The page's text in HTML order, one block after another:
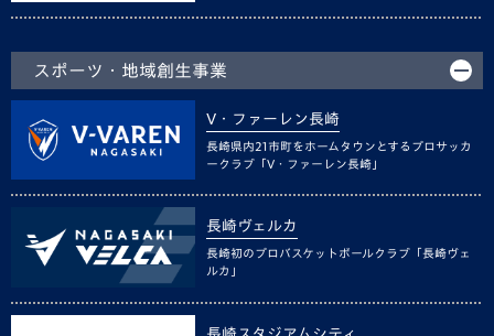
スポーツ・地域創生事業
V・ファーレン長崎
長崎県内21市町をホームタウンとするプロサッカ
ークラブ「V・ファーレン長崎」
長崎ヴェルカ
長崎初のプロバスケットボールクラブ「長崎ヴェ
ルカ」